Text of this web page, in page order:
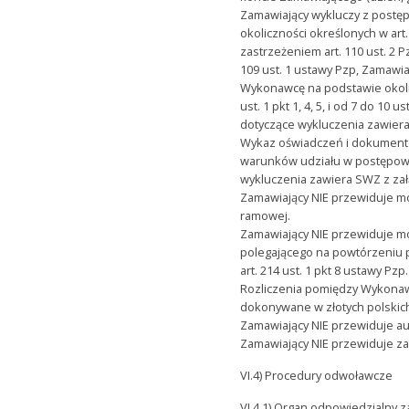
Zamawiający wykluczy z
okoliczności określonych w
zastrzeżeniem art. 110 ust. 2
109 ust. 1 ustawy Pzp,
Wykonawcę na podstawie
ust. 1 pkt 1, 4, 5, i od 7 do 10
dotyczące wykluczenia
Wykaz oświadczeń i
warunków udziału w
wykluczenia zawiera SWZ z
Zamawiający NIE przewiduje
ramowej.
Zamawiający NIE przewiduje
polegającego na
art. 214 ust. 1 pkt 8 ustawy Pzp.
Rozliczenia pomiędzy
dokonywane w złotych
Zamawiający NIE przewiduje
Zamawiający NIE przewiduje
VI.4) Procedury odwoławcze